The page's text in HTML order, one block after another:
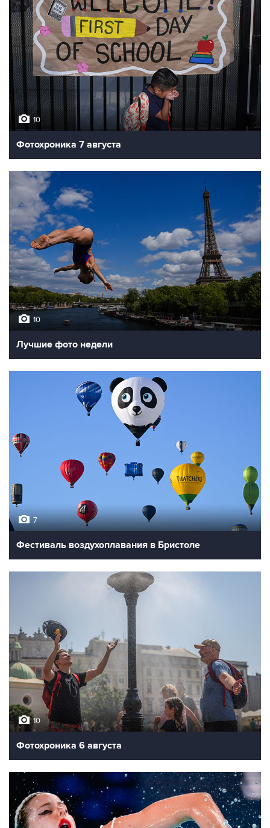
10
Фотохроника 7 августа
10
Лучшие фото недели
7
Фестиваль воздухоплавания в Бристоле
10
Фотохроника 6 августа